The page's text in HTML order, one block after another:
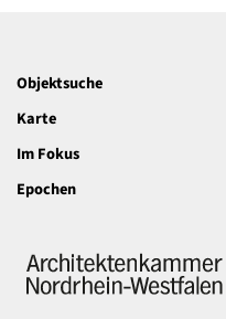
Objektsuche
Karte
Im Fokus
Epochen